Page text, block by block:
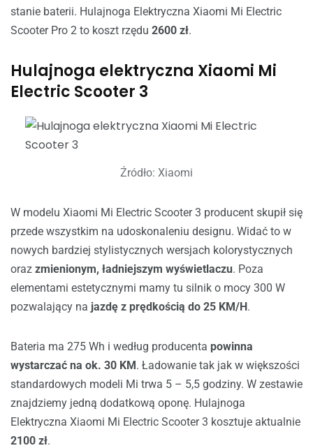
stanie baterii. Hulajnoga Elektryczna Xiaomi Mi Electric
Scooter Pro 2 to koszt rzędu 2600 zł.
Hulajnoga elektryczna Xiaomi Mi
Electric Scooter 3
Źródło: Xiaomi
W modelu Xiaomi Mi Electric Scooter 3 producent skupił się
przede wszystkim na udoskonaleniu designu. Widać to w
nowych bardziej stylistycznych wersjach kolorystycznych
oraz zmienionym, ładniejszym wyświetlaczu. Poza
elementami estetycznymi mamy tu silnik o mocy 300 W
pozwalający na jazdę z prędkością do 25 KM/H.
Bateria ma 275 Wh i według producenta powinna
wystarczać na ok. 30 KM. Ładowanie tak jak w większości
standardowych modeli Mi trwa 5 – 5,5 godziny. W zestawie
znajdziemy jedną dodatkową oponę. Hulajnoga
Elektryczna Xiaomi Mi Electric Scooter 3 kosztuje aktualnie
2100 zł.